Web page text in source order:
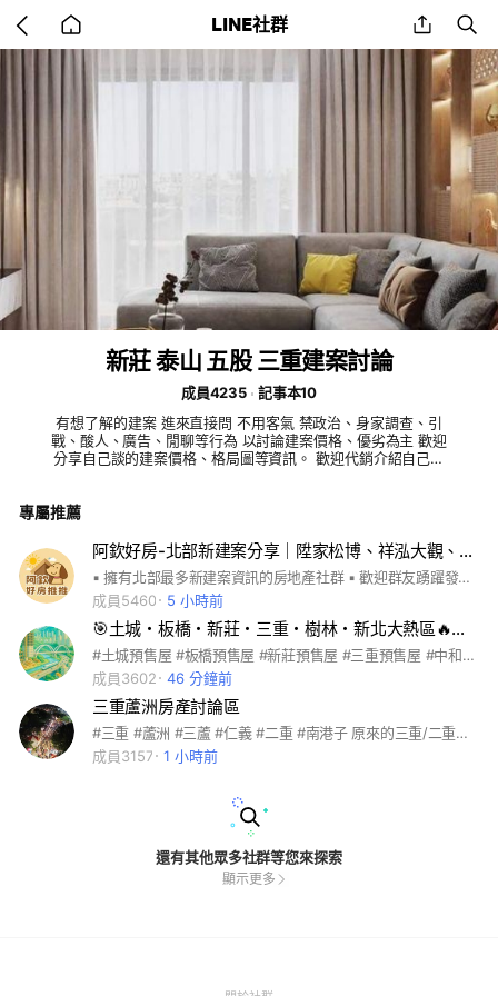
back
to
home
LINE社群 share
新莊 泰山 五股 三重建案討論
成員4235
記事本10
有想了解的建案 進來直接問 不用客氣 禁政治、身家調查、引
戰、酸人、廣告、閒聊等行為 以討論建案價格、優劣為主 歡迎
分享自己談的建案價格、格局圖等資訊。 歡迎代銷介紹自己的
專屬推薦
阿欽好房-北部新建案分享｜陞家松博、祥泓大觀、文心月月、敦陽擎天、民生素晴、南港之星、瓏山林上城苑
▪ 擁有北部最多新建案資訊的房地產社群 ▪ 歡迎群友踴躍發言交流想法 一個人可以走得快，但一群人才走得遠 🙌 ▪ 阿欽替你篩選優質好建案 記事本會推薦阿欽覺得價格合理的建案 🧐 ▪ 阿欽會盡力協助安排群友「優先賞屋」，讓群友較有機會享有早鳥優惠價格及選到理想戶型 🤩
成員5460
5 小時前
🎯土城・板橋・新莊・三重・樹林・新北大熱區🔥建案房產討論🚇板南線・新蘆線・三鶯線・萬大線🥚新北大巨蛋
#土城預售屋 #板橋預售屋 #新莊預售屋 #三重預售屋 #中和預售屋 #永和預售屋 #新店預售屋 #新北預售屋 #新北熱區 #捷運宅 #捷運沿線建案 #三鶯線建案 #萬大線建案 #板南線建案 #環狀線建案 #土城新建案 #板橋新建案 #頂埔重劃區 #暫緩重劃區 #司法園區 #科技園區 #浮洲重劃區 #左岸重劃區 #十四張重劃區 #首購族建案 #低總價建案 #高坪效三房 #自住建案 #小宅收租首選 #投資型建案 #生活機能好 #高樓層景觀 #早鳥 #潛銷 #金龍 #打房 #建案開箱 #建案評價 #建商評比 #建案懶人包 #建案實評 #建案地圖 #房價分析 #實價登錄 #看屋筆記 #交屋地雷 #買房避雷 #建案黑名單 #爛尾風險 #營造品質 #交屋標準 #房市趨勢 #新濠岳 #新濠漾 #新濠一 #新濠建設 #馥華之丘 #馥華原真 #馥華城奕 #馥華艾美 #馥華建設 #國泰meta #meta park #國泰建設 #信義代銷 #海悅建設 #建商直售 #非代銷 #品質監控 #中工 #丞石 #台信 #君泰 #國泰 #合康 #和毅明金 #和耀 #宏盛 #宏璟青雲 #富都 #新聯陽 #新濠 #欣羽 #永大興 #海悅 #潤泰 #紅布朗花園 #茂德 #芊翠 #寶佳 #台信 #法務 #華固 #華悅 #華熊 #華鉅 #萬豪 #艾美 #皇翔 #竹城中洲 #遠揚 #馥麗 #馥御 #馥羽 #馥達 #馥華 #鴻海 #三輝 #上謙城 #正崴 #社宅 #媽祖田 #捷運宅 #meta #meta park #國泰meta #國泰meta park #一品學苑 #心上城 #城品學苑 #宏盛水悅 #金城舞 #金林梧境 #泱美 #四季 #四季平安 #紅布朗花園 #芊翠 #清水 #福林之丘 #宏璟青雲 #百俊吾双 #松陽馥麗 #家泰嘉潤丰藏 #悠森學 #新潤世界城 #松柏大院 #新板東京 #聯開 #大洋 #新濠 #新濠岳 #富都新 #富都新玉 #三峽 #丹鳳站 #土城清水 #土城站 #新莊丹鳳 #板橋艾美 #板橋浮洲 #頂埔 #頂埔站 #永寧站 #海山站 #金城路 #清水 #暫緩重劃區 #科技園區 #校運 #中工ai #雲宇宙 #司法園區 #華南 #國泰 #花王 #統一 #國壽 #永寧 #是東騰 #東騰 #東騰韻 #東騰學 #三鶯
成員3602
46 分鐘前
三重蘆洲房產討論區
#三重 #蘆洲 #三蘆 #仁義 #二重 #南港子 原來的三重/二重討論區，就只是討論區，基本上什麼都可以聊，但 不歡迎只想戰區域戰人的網民，還有友湯人士或湯式言論就直接踢，三重各建案討論區大多都是湯開的，要多注意自己個資，不要輕言填單或是提供給他人，避免被騷擾
成員3157
1 小時前
還有其他眾多社群等您來探索
顯示更多